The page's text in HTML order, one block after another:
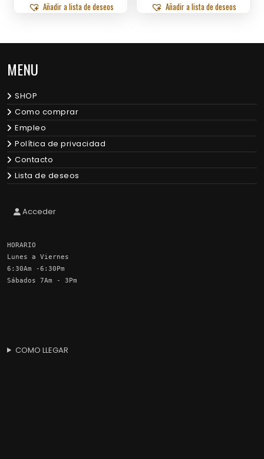
Añadir a lista de deseos Añadir a lista de deseos
MENU
SHOP
Como comprar
Empleo
Política de privacidad
Contacto
Lista de deseos
Acceder
HORARIO
Lunes a Viernes
6:30Am -6:30Pm
Sábados 7Am - 3Pm
COMO LLEGAR